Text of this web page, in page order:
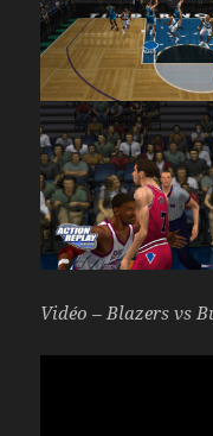
Vidéo – Blazers vs